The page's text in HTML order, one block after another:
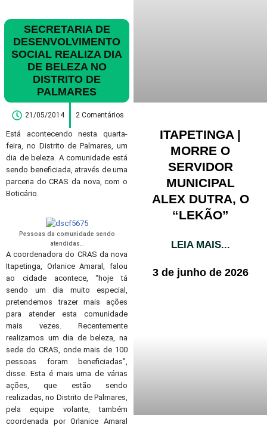
SECRETARIA DE
DESENVOLVIMENTO
SOCIAL REALIZA DIA
DE BELEZA NO
DISTRITO DE
PALMARES
21/05/2014 2 Comentários
Está acontecendo nesta quarta-
feira, no Distrito de Palmares, um
dia de beleza. A comunidade está
sendo beneficiada, através de uma
parceria do CRAS da nova, com o
Boticário.
Pessoas da comunidade sendo
atendidas…
A coordenadora do CRAS da nova
Itapetinga, Orlanice Amaral, falou
ao cidade acontece, “hoje tá
sendo um dia muito especial,
pretendemos trazer mais ações
para atender esta comunidade
mais vezes. Recentemente
realizamos um dia de beleza, na
sede do CRAS, onde mais de 100
pessoas foram beneficiadas”,
disse. Esta é mais uma de várias
ações, que estão sendo
realizadas, no Distrito de Palmares,
pela equipe volante, também
coordenada por Orlanice Amaral
ITAPETINGA |
MORRE O
SERVIDOR
MUNICIPAL
ALEX DUTRA, O
“LEKÃO”
LEIA MAIS...
3 de junho de 2026